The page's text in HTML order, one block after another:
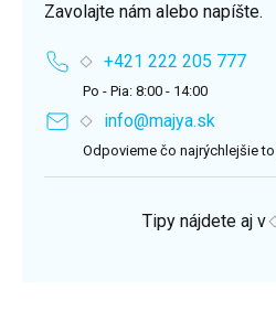
Zavolajte nám alebo napíšte.
+421 222 205 777
Po - Pia: 8:00 - 14:00
info@majya.sk
Odpovieme čo najrýchlejšie
Tipy nájdete aj v